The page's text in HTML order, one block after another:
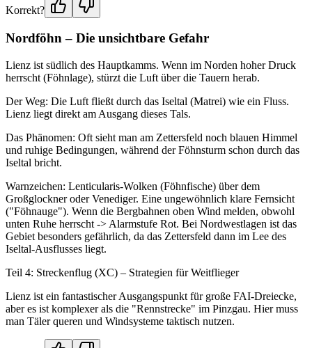
Korrekt?
Nordföhn – Die unsichtbare Gefahr
Lienz ist südlich des Hauptkamms. Wenn im Norden hoher Druck
herrscht (Föhnlage), stürzt die Luft über die Tauern herab.
Der Weg: Die Luft fließt durch das Iseltal (Matrei) wie ein Fluss.
Lienz liegt direkt am Ausgang dieses Tals.
Das Phänomen: Oft sieht man am Zettersfeld noch blauen Himmel
und ruhige Bedingungen, während der Föhnsturm schon durch das
Iseltal bricht.
Warnzeichen: Lenticularis-Wolken (Föhnfische) über dem
Großglockner oder Venediger. Eine ungewöhnlich klare Fernsicht
("Föhnauge"). Wenn die Bergbahnen oben Wind melden, obwohl
unten Ruhe herrscht -> Alarmstufe Rot. Bei Nordwestlagen ist das
Gebiet besonders gefährlich, da das Zettersfeld dann im Lee des
Iseltal-Ausflusses liegt.
Teil 4: Streckenflug (XC) – Strategien für Weitflieger
Lienz ist ein fantastischer Ausgangspunkt für große FAI-Dreiecke,
aber es ist komplexer als die "Rennstrecke" im Pinzgau. Hier muss
man Täler queren und Windsysteme taktisch nutzen.